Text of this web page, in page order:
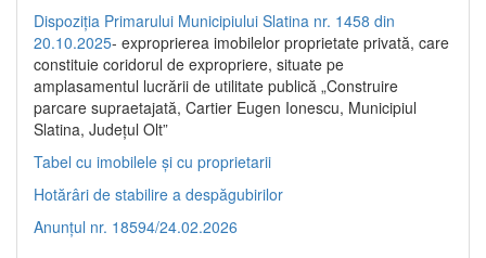
Dispoziția Primarului Municipiului Slatina nr. 1458 din
20.10.2025- exproprierea imobilelor proprietate privată, care
constituie coridorul de expropriere, situate pe
amplasamentul lucrării de utilitate publică „Construire
parcare supraetajată, Cartier Eugen Ionescu, Municipiul
Slatina, Județul Olt”
Tabel cu imobilele și cu proprietarii
Hotărâri de stabilire a despăgubirilor
Anunțul nr. 18594/24.02.2026